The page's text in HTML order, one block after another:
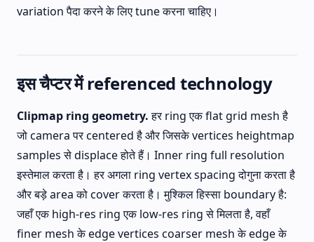
variation पैदा करने के लिए tune करना चाहिए।
इस चैप्टर में referenced technology
Clipmap ring geometry.हर ring एक flat grid mesh है
जो camera पर centered है और जिसके vertices heightmap
samples से displace होते हैं। Inner ring full resolution
इस्तेमाल करता है। हर अगला ring vertex spacing दोगुना करता है
और बड़े area को cover करता है। मुश्किल हिस्सा boundary है:
जहाँ एक high-res ring एक low-res ring से मिलता है, वहाँ
finer mesh के edge vertices coarser mesh के edge के